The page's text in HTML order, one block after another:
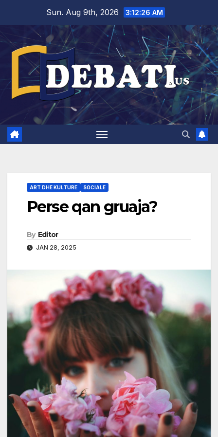
content
Sun. Aug 9th, 2026 3:12:28 AM
ART DHE KULTURE SOCIALE
Perse qan gruaja?
By Editor
JAN 28, 2025